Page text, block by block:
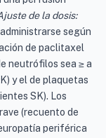
de la dosis:
según
de paclitaxel
neutrófilos sea ≥ a
y el de plaquetas
SK). Los
(recuento de
periférica